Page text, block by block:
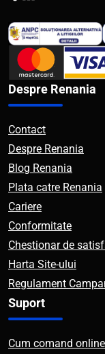
Despre Renania
Contact
Despre Renania
Blog Renania
Plata catre Renania
Cariere
Conformitate
Chestionar de
Harta Site-ului
Regulament
Suport
Cum comand online